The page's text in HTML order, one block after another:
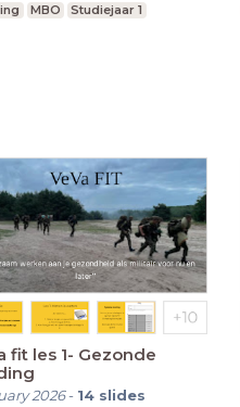
MBO Studiejaar 1
fit les 1- Gezonde
2026- 14 slides